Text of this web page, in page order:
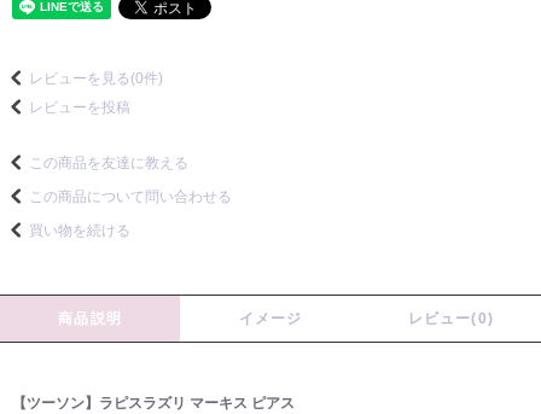
レビューを見る(0件)
レビューを投稿
この商品を友達に教える
この商品について問い合わせる
買い物を続ける
商品説明 イメージ レビュー(0)
【ツーソン】ラピスラズリ マーキス ピアス